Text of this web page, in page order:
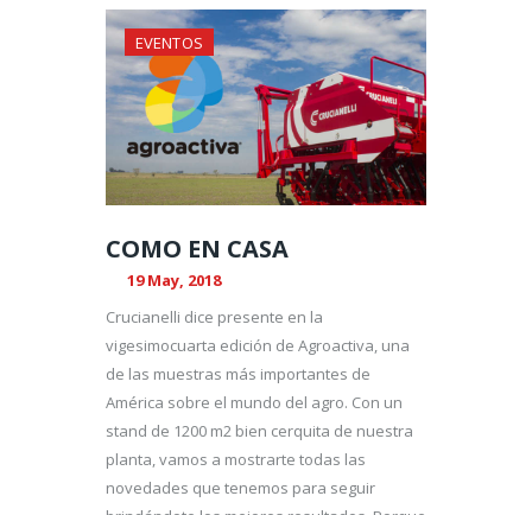
EVENTOS
COMO EN CASA
19 May, 2018
Crucianelli dice presente en la
vigesimocuarta edición de Agroactiva, una
de las muestras más importantes de
América sobre el mundo del agro. Con un
stand de 1200 m2 bien cerquita de nuestra
planta, vamos a mostrarte todas las
novedades que tenemos para seguir